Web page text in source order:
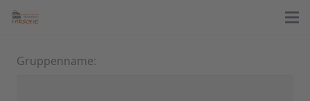
Gruppenname: